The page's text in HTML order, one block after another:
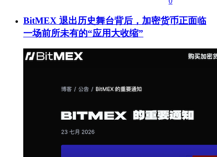
BitMEX 退出历史舞台背后，加密货币正面临
一场前所未有的“应用大收缩”